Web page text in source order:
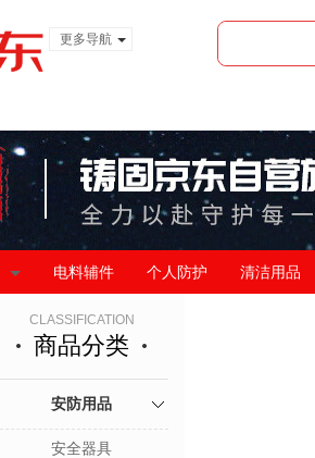
更多导航
电料辅件 个人防护 清洁用品
CLASSIFICATION
商品分类
安防用品
安全器具